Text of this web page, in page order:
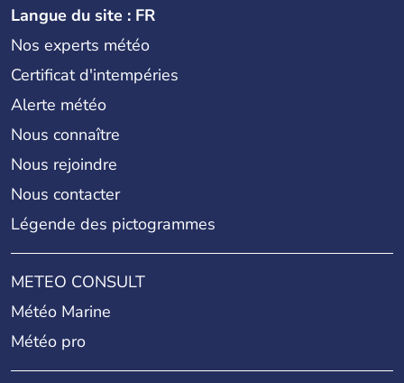
Langue du site : FR
Nos experts météo
Certificat d'intempéries
Alerte météo
Nous connaître
Nous rejoindre
Nous contacter
Légende des pictogrammes
METEO CONSULT
Météo Marine
Météo pro